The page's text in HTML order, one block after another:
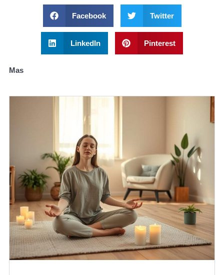
Facebook Twitter
LinkedIn Pinterest
Mas